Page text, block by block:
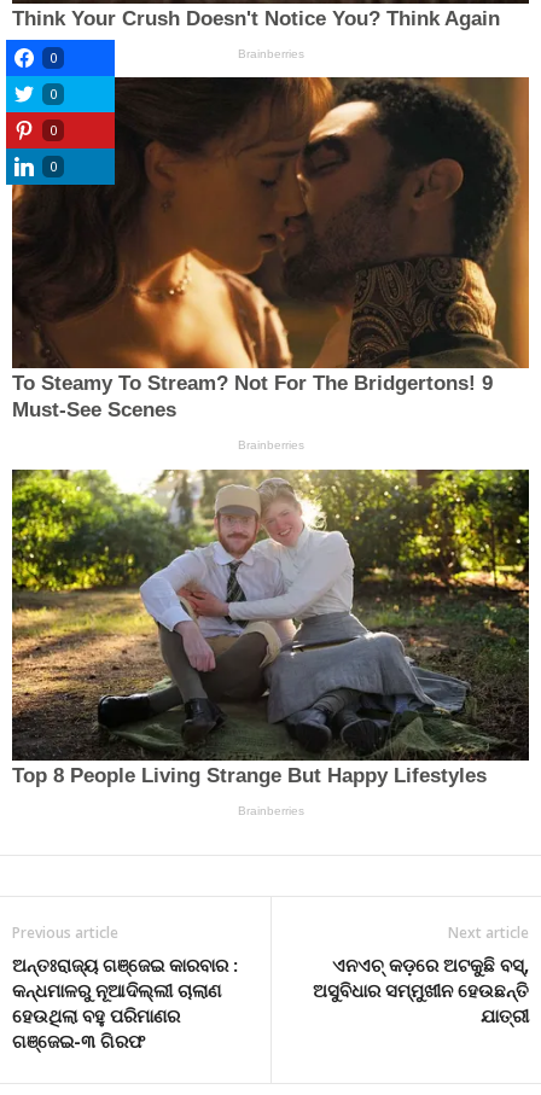
Previous article
ଅନ୍ତଃରାଜ୍ୟ ଗଞ୍ଜେଇ କାରବାର :
କନ୍ଧମାଳରୁ ନୂଆଦିଲ୍ଲୀ ଚାଲାଣ
ହେଉଥିଲା ବହୁ ପରିମାଣର
ଗଞ୍ଜେଇ-୩ ଗିରଫ
Next article
ଏନଏଚ୍ କଡ଼ରେ ଅଟକୁଛି ବସ୍,
ଅସୁବିଧାର ସମ୍ମୁଖୀନ ହେଉଛନ୍ତି
ଯାତ୍ରୀ
0
0
0
0